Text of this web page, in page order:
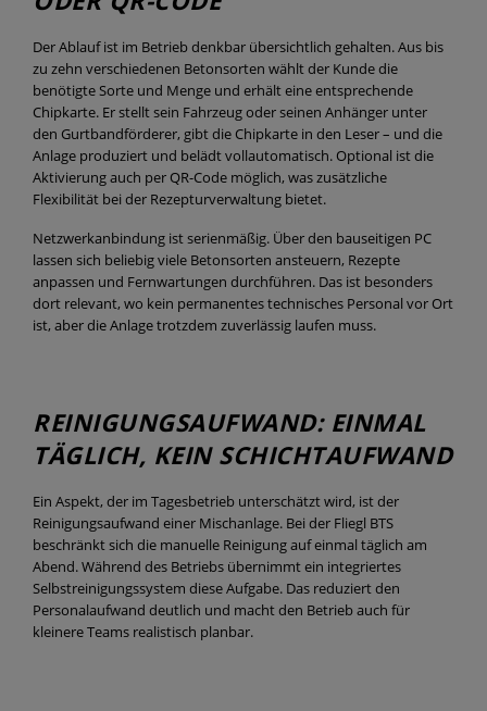
Der Ablauf ist im Betrieb denkbar übersichtlich gehalten. Aus bis
zu zehn verschiedenen Betonsorten wählt der Kunde die
benötigte Sorte und Menge und erhält eine entsprechende
Chipkarte. Er stellt sein Fahrzeug oder seinen Anhänger unter
den Gurtbandförderer, gibt die Chipkarte in den Leser – und die
Anlage produziert und belädt vollautomatisch. Optional ist die
Aktivierung auch per QR-Code möglich, was zusätzliche
Flexibilität bei der Rezepturverwaltung bietet.
Netzwerkanbindung ist serienmäßig. Über den bauseitigen PC
lassen sich beliebig viele Betonsorten ansteuern, Rezepte
anpassen und Fernwartungen durchführen. Das ist besonders
dort relevant, wo kein permanentes technisches Personal vor Ort
ist, aber die Anlage trotzdem zuverlässig laufen muss.
REINIGUNGSAUFWAND: EINMAL
TÄGLICH, KEIN SCHICHTAUFWAND
Ein Aspekt, der im Tagesbetrieb unterschätzt wird, ist der
Reinigungsaufwand einer Mischanlage. Bei der Fliegl BTS
beschränkt sich die manuelle Reinigung auf einmal täglich am
Abend. Während des Betriebs übernimmt ein integriertes
Selbstreinigungssystem diese Aufgabe. Das reduziert den
Personalaufwand deutlich und macht den Betrieb auch für
kleinere Teams realistisch planbar.